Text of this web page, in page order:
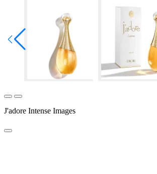
J'adore Intense Images